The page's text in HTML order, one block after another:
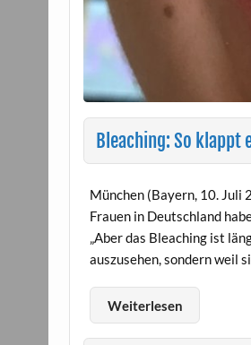
Bleaching: So klappt
München (Bayern, 10. Juli
Frauen in Deutschland
„Aber das Bleaching ist
auszusehen, sondern weil
Weiterlesen